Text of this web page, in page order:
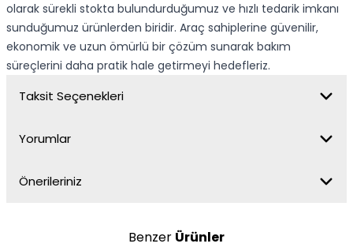
olarak sürekli stokta bulundurduğumuz ve hızlı tedarik imkanı
sunduğumuz ürünlerden biridir. Araç sahiplerine güvenilir,
ekonomik ve uzun ömürlü bir çözüm sunarak bakım
süreçlerini daha pratik hale getirmeyi hedefleriz.
Taksit Seçenekleri
Yorumlar
Önerileriniz
Benzer Ürünler